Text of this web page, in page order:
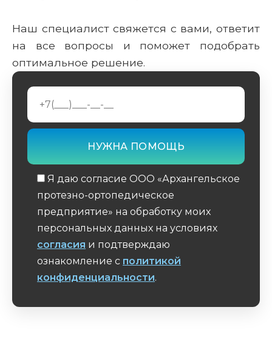
Наш специалист свяжется с вами, ответит
на все вопросы и поможет подобрать
оптимальное решение.
Я даю согласие ООО «Архангельское
протезно-ортопедическое
предприятие» на обработку моих
персональных данных на условиях
согласия и подтверждаю
ознакомление с политикой
конфиденциальности.